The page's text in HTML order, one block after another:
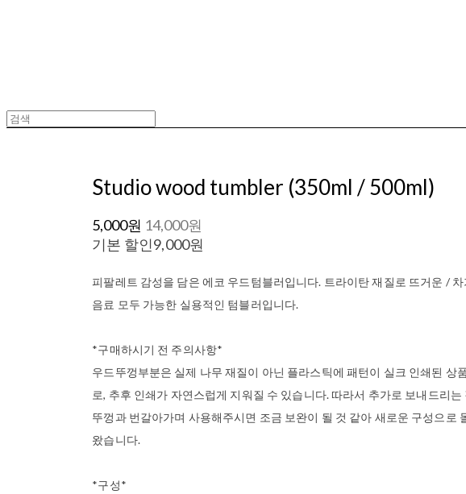
Studio wood tumbler (350ml / 500ml)
5,000원 14,000원
기본 할인9,000원
피팔레트 감성을 담은 에코 우드텀블러입니다. 트라이탄 재질로 뜨거운 / 차
음료 모두 가능한 실용적인 텀블러입니다.
*구매하시기 전 주의사항*
우드뚜껑부분은 실제 나무 재질이 아닌 플라스틱에 패턴이 실크 인쇄된 상
로, 추후 인쇄가 자연스럽게 지워질 수 있습니다. 따라서 추가로 보내드리는
뚜껑과 번갈아가며 사용해주시면 조금 보완이 될 것 같아 새로운 구성으로
왔습니다.
*구성*